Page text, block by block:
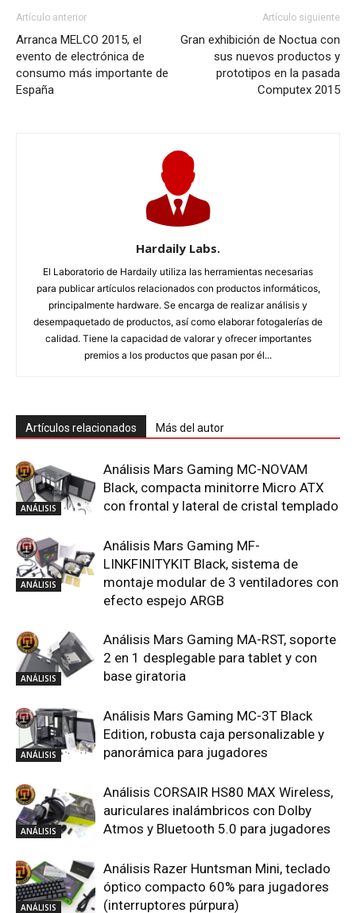
Artículo anterior
Arranca MELCO 2015, el
evento de electrónica de
consumo más importante de
España
Artículo siguiente
Gran exhibición de Noctua con
sus nuevos productos y
prototipos en la pasada
Computex 2015
Hardaily Labs.
El Laboratorio de Hardaily utiliza las herramientas necesarias
para publicar artículos relacionados con productos informáticos,
principalmente hardware. Se encarga de realizar análisis y
desempaquetado de productos, así como elaborar fotogalerías de
calidad. Tiene la capacidad de valorar y ofrecer importantes
premios a los productos que pasan por él...
Artículos relacionados Más del autor
ANÁLISIS
Análisis Mars Gaming MC-NOVAM
Black, compacta minitorre Micro ATX
con frontal y lateral de cristal templado
ANÁLISIS
Análisis Mars Gaming MF-
LINKFINITYKIT Black, sistema de
montaje modular de 3 ventiladores con
efecto espejo ARGB
ANÁLISIS
Análisis Mars Gaming MA-RST, soporte
2 en 1 desplegable para tablet y con
base giratoria
ANÁLISIS
Análisis Mars Gaming MC-3T Black
Edition, robusta caja personalizable y
panorámica para jugadores
ANÁLISIS
Análisis CORSAIR HS80 MAX Wireless,
auriculares inalámbricos con Dolby
Atmos y Bluetooth 5.0 para jugadores
ANÁLISIS
Análisis Razer Huntsman Mini, teclado
óptico compacto 60% para jugadores
(interruptores púrpura)